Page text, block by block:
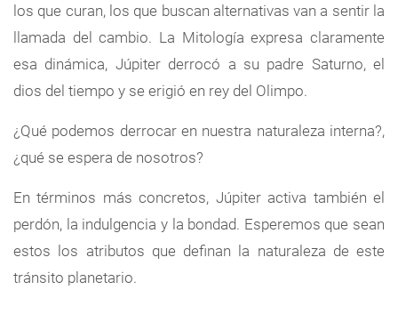
los que curan, los que buscan alternativas van a sentir la
llamada del cambio. La Mitología expresa claramente
esa dinámica, Júpiter derrocó a su padre Saturno, el
dios del tiempo y se erigió en rey del Olimpo.
¿Qué podemos derrocar en nuestra naturaleza interna?,
¿qué se espera de nosotros?
En términos más concretos, Júpiter activa también el
perdón, la indulgencia y la bondad. Esperemos que sean
estos los atributos que definan la naturaleza de este
tránsito planetario.